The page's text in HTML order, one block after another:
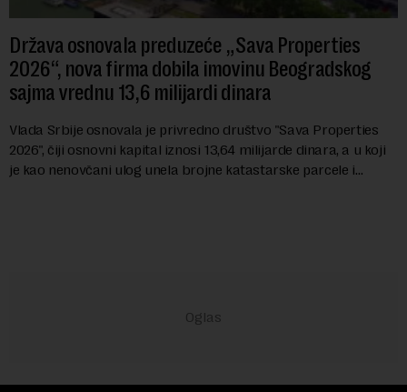
Država osnovala preduzeće „Sava Properties
2026“, nova firma dobila imovinu Beogradskog
sajma vrednu 13,6 milijardi dinara
Vlada Srbije osnovala je privredno društvo "Sava Properties
2026", čiji osnovni kapital iznosi 13,64 milijarde dinara, a u koji
je kao nenovčani ulog unela brojne katastarske parcele i